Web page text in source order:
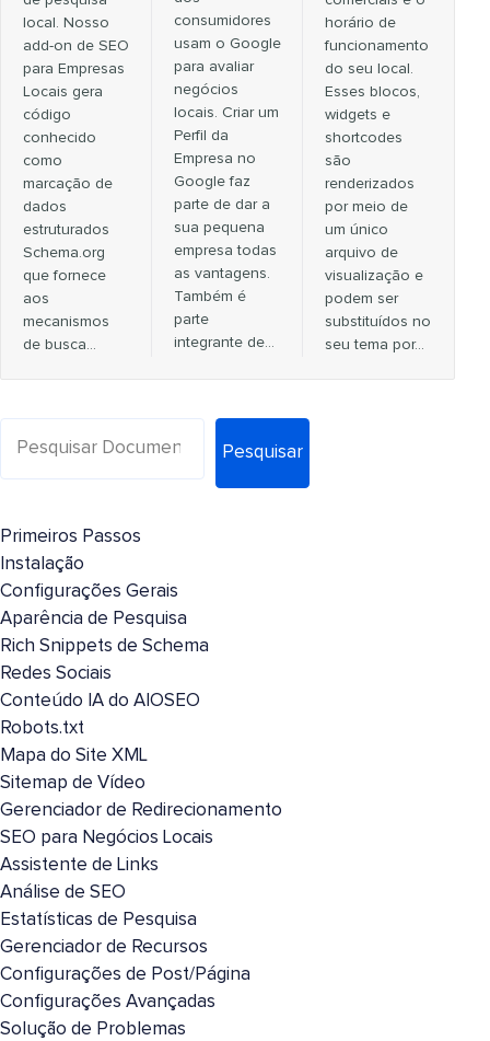
local. Nosso
add-on de SEO
para Empresas
Locais gera
código
conhecido
como
marcação de
dados
estruturados
Schema.org
que fornece
aos
mecanismos
de busca…
consumidores
usam o Google
para avaliar
negócios
locais. Criar um
Perfil da
Empresa no
Google faz
parte de dar a
sua pequena
empresa todas
as vantagens.
Também é
parte
integrante de…
horário de
funcionamento
do seu local.
Esses blocos,
widgets e
shortcodes
são
renderizados
por meio de
um único
arquivo de
visualização e
podem ser
substituídos no
seu tema por…
Pesquisar
Primeiros Passos
Instalação
Configurações Gerais
Aparência de Pesquisa
Rich Snippets de Schema
Redes Sociais
Conteúdo IA do AIOSEO
Robots.txt
Mapa do Site XML
Sitemap de Vídeo
Gerenciador de Redirecionamento
SEO para Negócios Locais
Assistente de Links
Análise de SEO
Estatísticas de Pesquisa
Gerenciador de Recursos
Configurações de Post/Página
Configurações Avançadas
Solução de Problemas